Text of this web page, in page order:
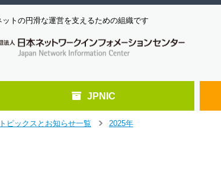
トの円滑な運営を支えるための組織です
JPNIC
トピックスとお知らせ一覧
2025年